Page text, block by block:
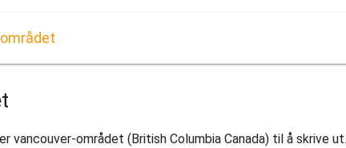
vancouver-området (British Columbia Canada) til å skrive